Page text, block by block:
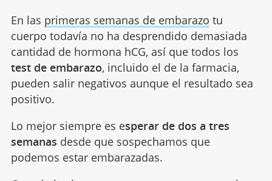
En las primeras semanas de embarazo tu
cuerpo todavía no ha desprendido demasiada
cantidad de hormona hCG, así que todos los
test de embarazo, incluido el de la farmacia,
pueden salir negativos aunque el resultado sea
positivo.
Lo mejor siempre es esperar de dos a tres
semanas desde que sospechamos que
podemos estar embarazadas.